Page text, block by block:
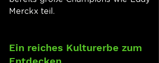
Merckx teil.
Ein reiches Kulturerbe zum